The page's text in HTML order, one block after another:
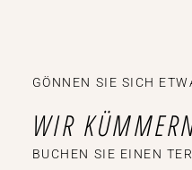
GÖNNEN SIE SICH
WIR
BUCHEN SIE EINEN